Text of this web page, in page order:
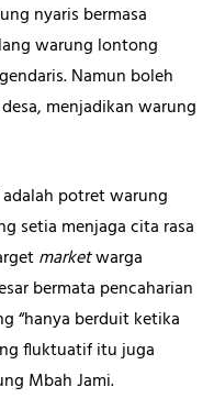
nyaris bermasa
warung lontong
Namun boleh
menjadikan warung
potret warung
setia menjaga cita rasa
marketwarga
bermata pencaharian
“hanya berduit ketika
fluktuatif itu juga
Mbah Jami.